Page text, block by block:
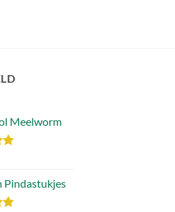
Meelworm
Pindastukjes